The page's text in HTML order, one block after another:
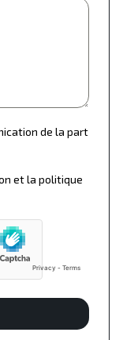
de la part
et la politique